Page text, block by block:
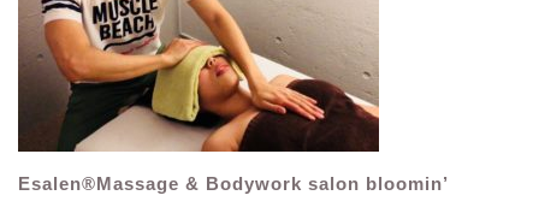
Esalen®Massage & Bodywork salon bloomin’